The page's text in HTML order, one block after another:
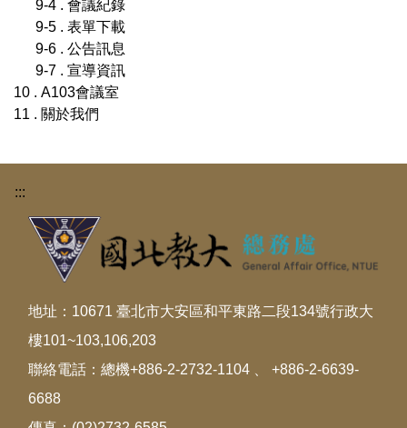
9-4 . 會議紀錄
9-5 . 表單下載
9-6 . 公告訊息
9-7 . 宣導資訊
10 . A103會議室
11 . 關於我們
:::
地址：10671 臺北市大安區和平東路二段134號行政大
樓101~103,106,203
聯絡電話：總機+886-2-2732-1104 、 +886-2-6639-
6688